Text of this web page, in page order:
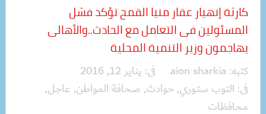
كارثة إنهيار عقار منيا القمح تؤكد فشل
المسئولين فى التعامل مع الحادث..والأهالى
يهاجمون وزير التنمية المحلية
كتبه: aion sharkia فى: يناير 12, 2016
فى: التوب ستوري, حوادث, صحافة المواطن, عاجل,
محافظات